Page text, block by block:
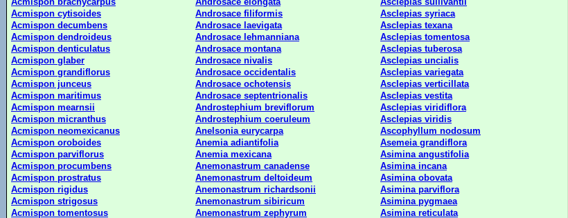
Acmispon cytisoides
Androsace filiformis
Asclepias syriaca
Acmispon decumbens
Androsace laevigata
Asclepias texana
Acmispon dendroideus
Androsace lehmanniana
Asclepias tomentosa
Acmispon denticulatus
Androsace montana
Asclepias tuberosa
Acmispon glaber
Androsace nivalis
Asclepias uncialis
Acmispon grandiflorus
Androsace occidentalis
Asclepias variegata
Acmispon junceus
Androsace ochotensis
Asclepias verticillata
Acmispon maritimus
Androsace septentrionalis
Asclepias vestita
Acmispon mearnsii
Androstephium breviflorum
Asclepias viridiflora
Acmispon micranthus
Androstephium coeruleum
Asclepias viridis
Acmispon neomexicanus
Anelsonia eurycarpa
Ascophyllum nodosum
Acmispon oroboides
Anemia adiantifolia
Asemeia grandiflora
Acmispon parviflorus
Anemia mexicana
Asimina angustifolia
Acmispon procumbens
Anemonastrum canadense
Asimina incana
Acmispon prostratus
Anemonastrum deltoideum
Asimina obovata
Acmispon rigidus
Anemonastrum richardsonii
Asimina parviflora
Acmispon strigosus
Anemonastrum sibiricum
Asimina pygmaea
Acmispon tomentosus
Anemonastrum zephyrum
Asimina reticulata